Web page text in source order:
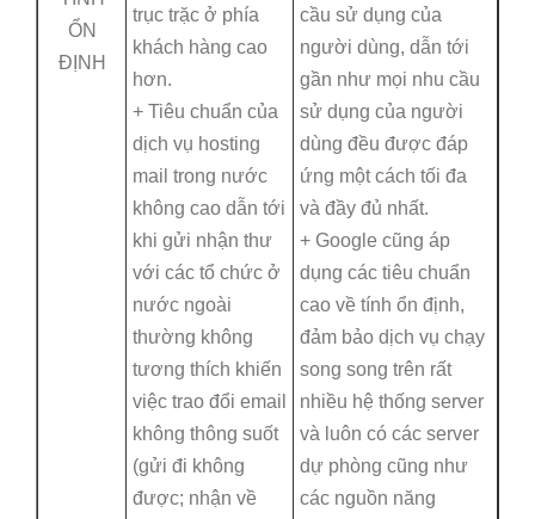
ỔN
ĐỊNH
trục trặc ở phía
khách hàng cao
hơn.
+ Tiêu chuẩn của
dịch vụ hosting
mail trong nước
không cao dẫn tới
khi gửi nhận thư
với các tổ chức ở
nước ngoài
thường không
tương thích khiến
việc trao đổi email
không thông suốt
(gửi đi không
được; nhận về
cầu sử dụng của
người dùng, dẫn tới
gần như mọi nhu cầu
sử dụng của người
dùng đều được đáp
ứng một cách tối đa
và đầy đủ nhất.
+ Google cũng áp
dụng các tiêu chuẩn
cao về tính ổn định,
đảm bảo dịch vụ chạy
song song trên rất
nhiều hệ thống server
và luôn có các server
dự phòng cũng như
các nguồn năng